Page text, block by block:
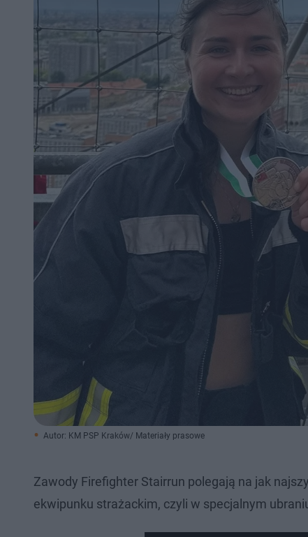
Autor: KM PSP Kraków/ Materiały prasowe
Zawody Firefighter Stairrun polegają na jak
ekwipunku strażackim, czyli w specjalnym